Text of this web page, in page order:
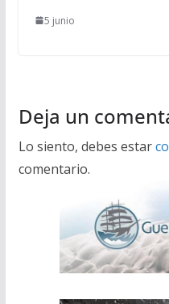
5 junio
Deja un
Lo siento, debes estar
comentario.